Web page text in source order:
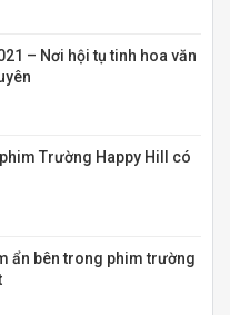
– Nơi hội tụ tinh hoa văn
Trường Happy Hill có
ẩn bên trong phim trường